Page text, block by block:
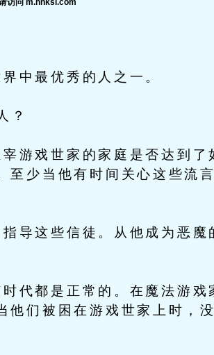
访问 m.hnksl.com
中最优秀的人之一。
？
游戏世家的家庭是否达到了
至少当他有时间关心这些流
导这些信徒。从他成为恶魔
代都是正常的。在魔法游戏
他们被困在游戏世家上时，